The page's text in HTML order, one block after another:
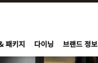
패키지 다이닝 브랜드 정보